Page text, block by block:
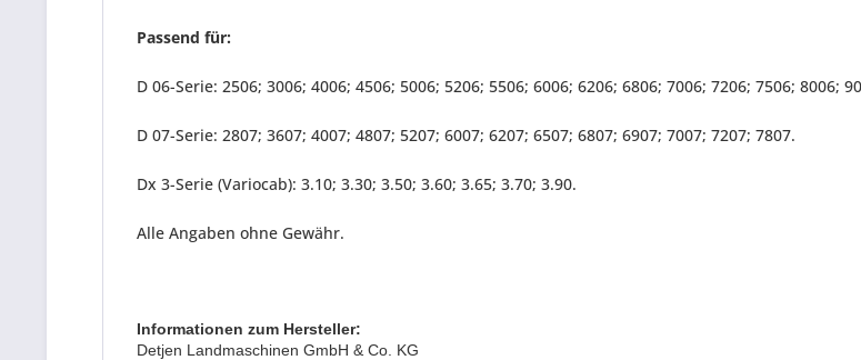
Passend für:
D 06-Serie: 2506; 3006; 4006; 4506; 5006; 5206; 5506; 6006; 6206; 6806; 7006; 7206; 7506; 8006;
D 07-Serie: 2807; 3607; 4007; 4807; 5207; 6007; 6207; 6507; 6807; 6907; 7007; 7207; 7807.
Dx 3-Serie (Variocab): 3.10; 3.30; 3.50; 3.60; 3.65; 3.70; 3.90.
Alle Angaben ohne Gewähr.
Informationen zum Hersteller:
Detjen Landmaschinen GmbH & Co. KG